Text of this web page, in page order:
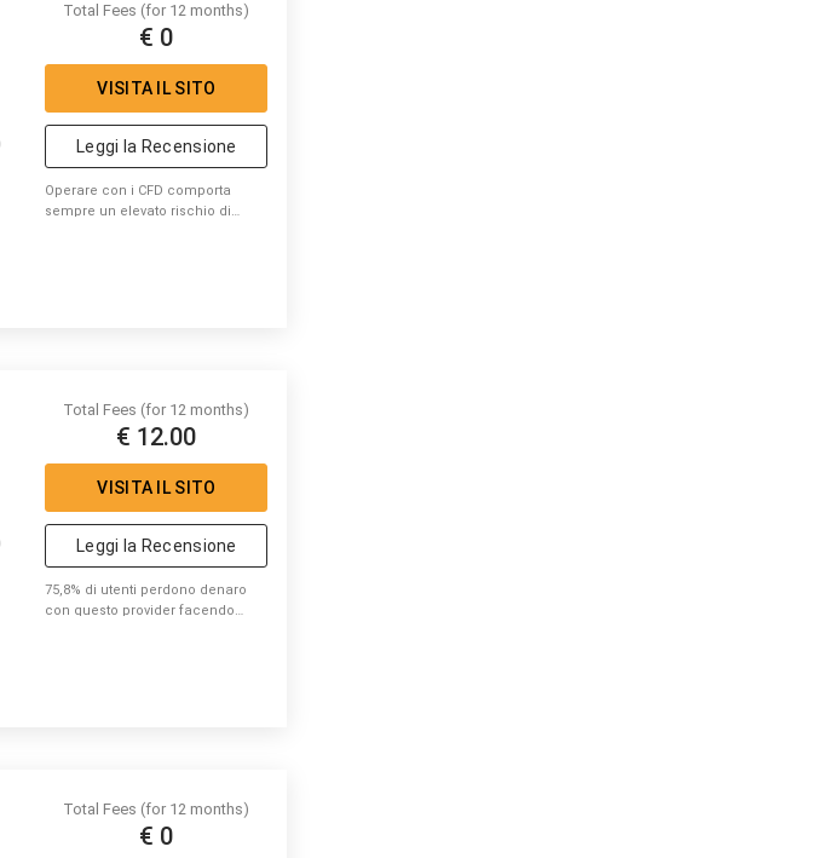
Total Fees (for 12 months)
€ 0
VISITA IL SITO
Leggi la Recensione
Operare con i CFD comporta
sempre un elevato rischio di
Total Fees (for 12 months)
€ 12.00
VISITA IL SITO
Leggi la Recensione
75,8% di utenti perdono denaro
con questo provider facendo
Total Fees (for 12 months)
€ 0